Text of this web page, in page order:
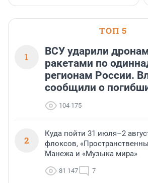
ТОП 5
1
ВСУ ударили
ракетами по
регионам России.
сообщили о
104 175
2
Куда пойти 31 июля–2
флоксов,
Манежа и «Музыка мира»
81 147 7